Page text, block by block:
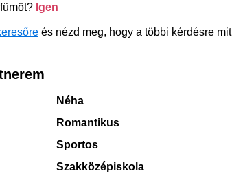
Igen
és nézd meg, hogy a többi kérdésre
Néha
Romantikus
Sportos
Szakközépiskola